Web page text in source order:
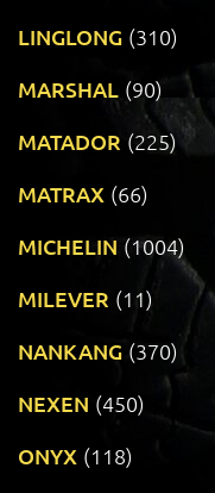
LINGLONG (310)
MARSHAL (90)
MATADOR (225)
MATRAX (66)
MICHELIN (1004)
MILEVER (11)
NANKANG (370)
NEXEN (450)
ONYX (118)